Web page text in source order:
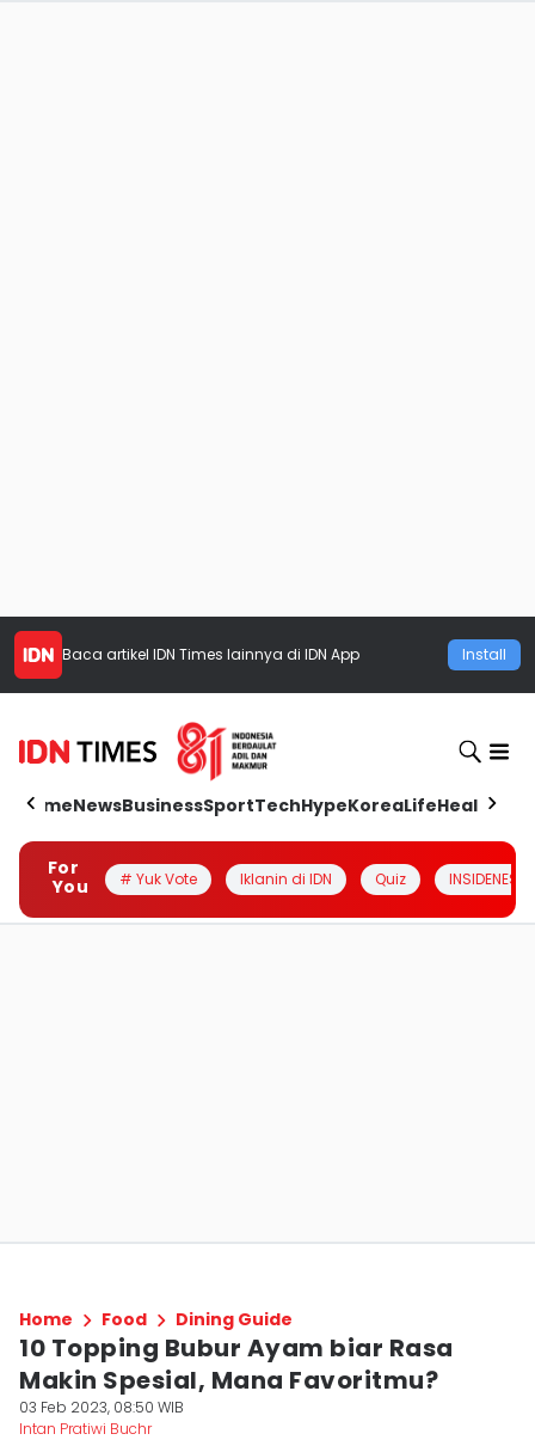
Baca artikel IDN Times lainnya di IDN App Install
HomeNewsBusinessSportTechHypeKoreaLifeHealth
For
You
# Yuk Vote Iklanin di IDN Quiz INSIDENESIA
Home Food Dining Guide
10 Topping Bubur Ayam biar Rasa
Makin Spesial, Mana Favoritmu?
03 Feb 2023, 08:50 WIB
Intan Pratiwi Buchr